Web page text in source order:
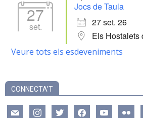
27
set.
Jocs de Taula
27 set. 26
Els Hostalets
Veure tots els esdeveniments
CONNECTA’T
mail instagramtwitter facebookyoutube flickr